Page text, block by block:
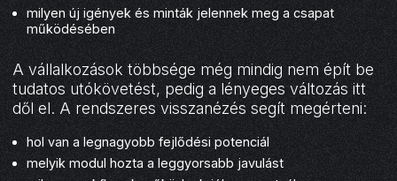
milyen új igények és minták jelennek meg a csapat
működésében
A vállalkozások többsége még mindig nem épít be
tudatos utókövetést, pedig a lényeges változás itt
dől el. A rendszeres visszanézés segít megérteni:
hol van a legnagyobb fejlődési potenciál
melyik modul hozta a leggyorsabb javulást